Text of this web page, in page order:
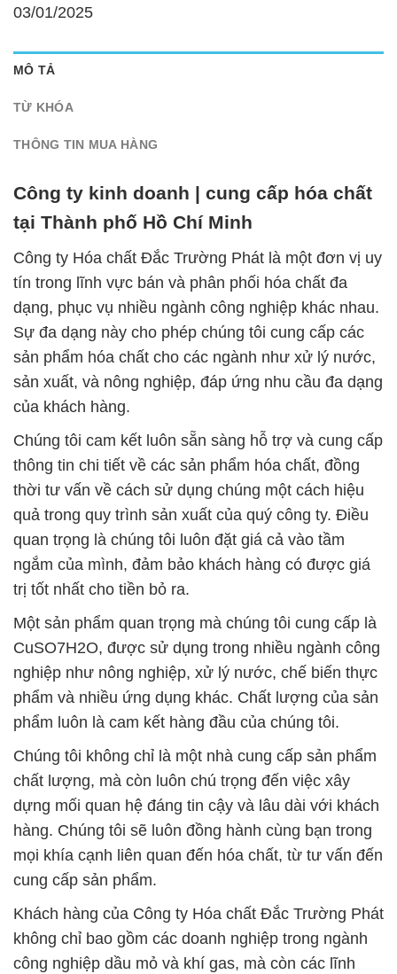
03/01/2025
MÔ TẢ
TỪ KHÓA
THÔNG TIN MUA HÀNG
Công ty kinh doanh | cung cấp hóa chất
tại Thành phố Hồ Chí Minh
Công ty Hóa chất Đắc Trường Phát là một đơn vị uy
tín trong lĩnh vực bán và phân phối hóa chất đa
dạng, phục vụ nhiều ngành công nghiệp khác nhau.
Sự đa dạng này cho phép chúng tôi cung cấp các
sản phẩm hóa chất cho các ngành như xử lý nước,
sản xuất, và nông nghiệp, đáp ứng nhu cầu đa dạng
của khách hàng.
Chúng tôi cam kết luôn sẵn sàng hỗ trợ và cung cấp
thông tin chi tiết về các sản phẩm hóa chất, đồng
thời tư vấn về cách sử dụng chúng một cách hiệu
quả trong quy trình sản xuất của quý công ty. Điều
quan trọng là chúng tôi luôn đặt giá cả vào tầm
ngắm của mình, đảm bảo khách hàng có được giá
trị tốt nhất cho tiền bỏ ra.
Một sản phẩm quan trọng mà chúng tôi cung cấp là
CuSO7H2O, được sử dụng trong nhiều ngành công
nghiệp như nông nghiệp, xử lý nước, chế biến thực
phẩm và nhiều ứng dụng khác. Chất lượng của sản
phẩm luôn là cam kết hàng đầu của chúng tôi.
Chúng tôi không chỉ là một nhà cung cấp sản phẩm
chất lượng, mà còn luôn chú trọng đến việc xây
dựng mối quan hệ đáng tin cậy và lâu dài với khách
hàng. Chúng tôi sẽ luôn đồng hành cùng bạn trong
mọi khía cạnh liên quan đến hóa chất, từ tư vấn đến
cung cấp sản phẩm.
Khách hàng của Công ty Hóa chất Đắc Trường Phát
không chỉ bao gồm các doanh nghiệp trong ngành
công nghiệp dầu mỏ và khí gas, mà còn các lĩnh